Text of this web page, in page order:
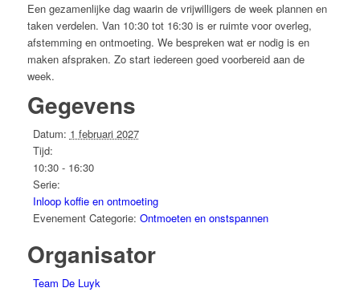
Een gezamenlijke dag waarin de vrijwilligers de week plannen en
taken verdelen. Van 10:30 tot 16:30 is er ruimte voor overleg,
afstemming en ontmoeting. We bespreken wat er nodig is en
maken afspraken. Zo start iedereen goed voorbereid aan de
week.
Gegevens
Datum: 1 februari 2027
Tijd:
10:30 - 16:30
Serie:
Inloop koffie en ontmoeting
Evenement Categorie: Ontmoeten en onstspannen
Organisator
Team De Luyk